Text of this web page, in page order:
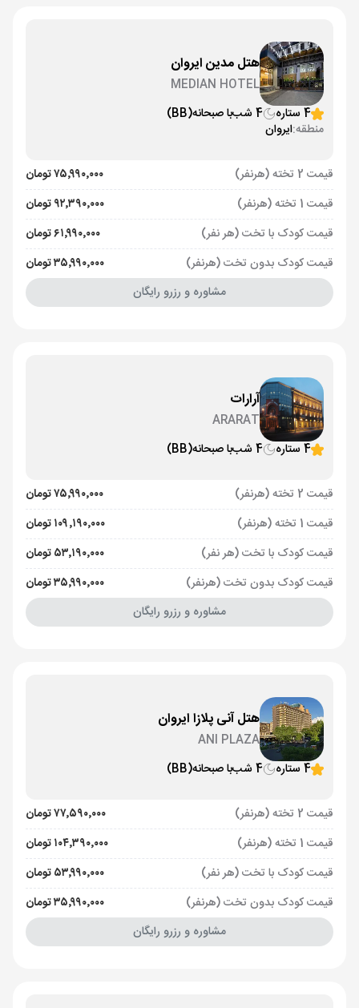
هتل مدین ایروان
MEDIAN HOTEL
4 ستاره
4 شب با صبحانه(BB)
منطقه:ایروان
قیمت 2 تخته (هرنفر)
۷۵٬۹۹۰٬۰۰۰ تومان
قیمت 1 تخته (هرنفر)
۹۲٬۳۹۰٬۰۰۰ تومان
قیمت کودک با تخت (هر نفر)
۶۱٬۹۹۰٬۰۰۰ تومان
قیمت کودک بدون تخت (هرنفر)
۳۵٬۹۹۰٬۰۰۰ تومان
مشاوره و رزرو رایگان
آرارات
ARARAT
4 ستاره
4 شب با صبحانه(BB)
قیمت 2 تخته (هرنفر)
۷۵٬۹۹۰٬۰۰۰ تومان
قیمت 1 تخته (هرنفر)
۱۰۹٬۱۹۰٬۰۰۰ تومان
قیمت کودک با تخت (هر نفر)
۵۳٬۱۹۰٬۰۰۰ تومان
قیمت کودک بدون تخت (هرنفر)
۳۵٬۹۹۰٬۰۰۰ تومان
مشاوره و رزرو رایگان
هتل آنی پلازا ایروان
ANI PLAZA
4 ستاره
4 شب با صبحانه(BB)
قیمت 2 تخته (هرنفر)
۷۷٬۵۹۰٬۰۰۰ تومان
قیمت 1 تخته (هرنفر)
۱۰۴٬۳۹۰٬۰۰۰ تومان
قیمت کودک با تخت (هر نفر)
۵۳٬۹۹۰٬۰۰۰ تومان
قیمت کودک بدون تخت (هرنفر)
۳۵٬۹۹۰٬۰۰۰ تومان
مشاوره و رزرو رایگان